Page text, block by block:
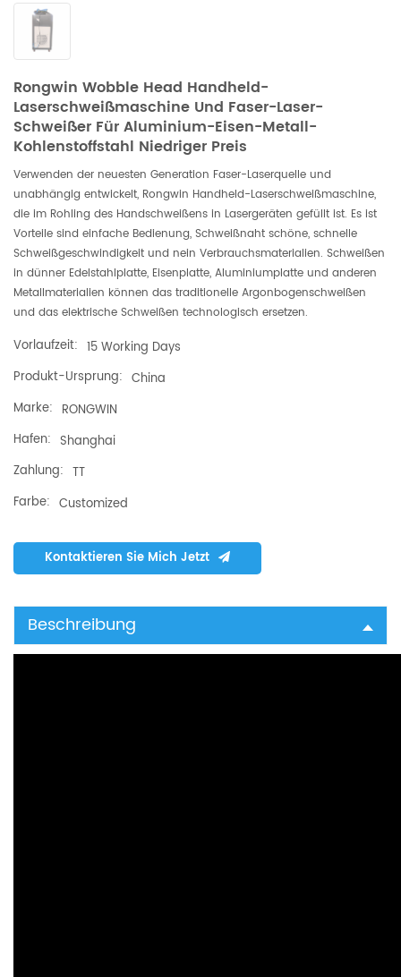
Rongwin Wobble Head Handheld-
Laserschweißmaschine Und Faser-Laser-
Schweißer Für Aluminium-Eisen-Metall-
Kohlenstoffstahl Niedriger Preis
Verwenden der neuesten Generation Faser-Laserquelle und
unabhängig entwickelt, Rongwin Handheld-Laserschweißmaschine,
die im Rohling des Handschweißens in Lasergeräten gefüllt ist. Es ist
Vorteile sind einfache Bedienung, Schweißnaht schöne, schnelle
Schweißgeschwindigkeit und nein Verbrauchsmaterialien. Schweißen
in dünner Edelstahlplatte, Eisenplatte, Aluminiumplatte und anderen
Metallmaterialien können das traditionelle Argonbogenschweißen
und das elektrische Schweißen technologisch ersetzen.
Vorlaufzeit: 15 Working Days
Produkt-Ursprung: China
Marke: RONGWIN
Hafen: Shanghai
Zahlung: TT
Farbe: Customized
Kontaktieren Sie Mich Jetzt
Beschreibung